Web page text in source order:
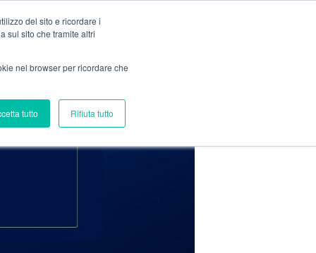
del sito e ricordare i
sul sito che tramite altri
nel browser per ricordare che
tutto Rifiuta tutto